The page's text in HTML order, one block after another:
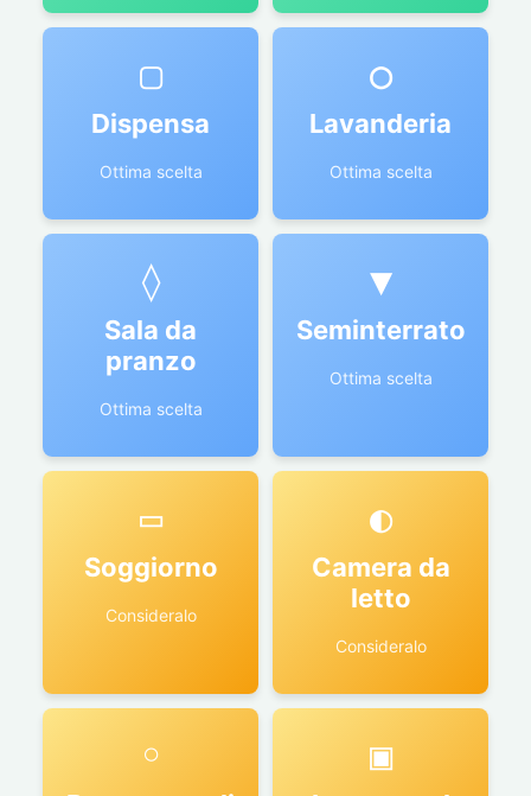
▢
Dispensa
Ottima scelta
○
Lavanderia
Ottima scelta
◊
Sala da
pranzo
Ottima scelta
▼
Seminterrato
Ottima scelta
▭
Soggiorno
Consideralo
◐
Camera da
letto
Consideralo
◦ ▣